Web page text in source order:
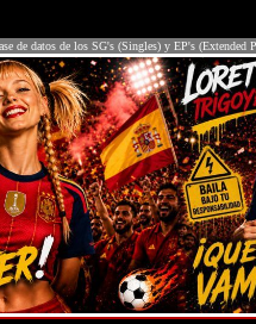
de datos de los SG's (Singles) y EP's (Extended